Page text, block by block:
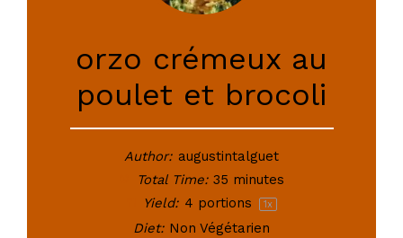
orzo crémeux au
poulet et brocoli
Author: augustintalguet
Total Time: 35 minutes
Yield: 4 portions 1x
Diet: Non Végétarien